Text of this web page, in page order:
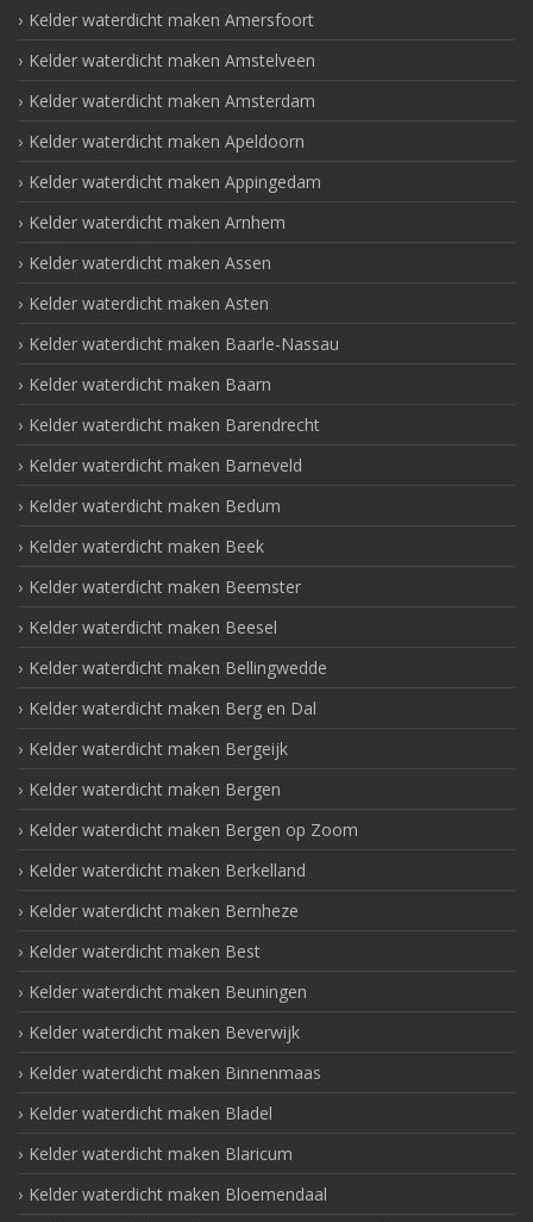
Kelder waterdicht maken Amersfoort
Kelder waterdicht maken Amstelveen
Kelder waterdicht maken Amsterdam
Kelder waterdicht maken Apeldoorn
Kelder waterdicht maken Appingedam
Kelder waterdicht maken Arnhem
Kelder waterdicht maken Assen
Kelder waterdicht maken Asten
Kelder waterdicht maken Baarle-Nassau
Kelder waterdicht maken Baarn
Kelder waterdicht maken Barendrecht
Kelder waterdicht maken Barneveld
Kelder waterdicht maken Bedum
Kelder waterdicht maken Beek
Kelder waterdicht maken Beemster
Kelder waterdicht maken Beesel
Kelder waterdicht maken Bellingwedde
Kelder waterdicht maken Berg en Dal
Kelder waterdicht maken Bergeijk
Kelder waterdicht maken Bergen
Kelder waterdicht maken Bergen op Zoom
Kelder waterdicht maken Berkelland
Kelder waterdicht maken Bernheze
Kelder waterdicht maken Best
Kelder waterdicht maken Beuningen
Kelder waterdicht maken Beverwijk
Kelder waterdicht maken Binnenmaas
Kelder waterdicht maken Bladel
Kelder waterdicht maken Blaricum
Kelder waterdicht maken Bloemendaal